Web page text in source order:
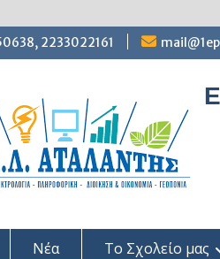
2233022161
Νέα Το Σχολείο μας